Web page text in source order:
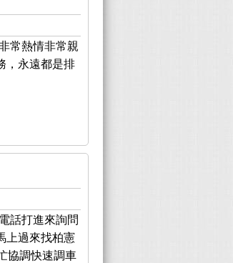
常熱情非常親
，永遠都是排
話打進來詢問
上過來找柏憲
協調快速調車